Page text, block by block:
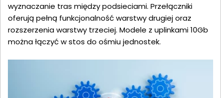
wyznaczanie tras między podsieciami. Przełączniki
oferują pełną funkcjonalność warstwy drugiej oraz
rozszerzenia warstwy trzeciej. Modele z uplinkami 10Gb
można łączyć w stos do ośmiu jednostek.